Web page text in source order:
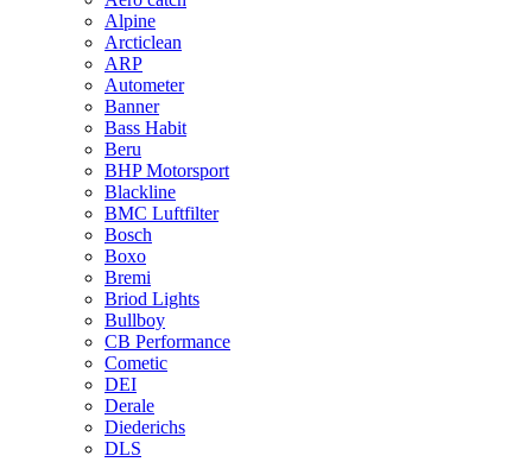
Alpine
Arcticlean
ARP
Autometer
Banner
Bass Habit
Beru
BHP Motorsport
Blackline
BMC Luftfilter
Bosch
Boxo
Bremi
Briod Lights
Bullboy
CB Performance
Cometic
DEI
Derale
Diederichs
DLS